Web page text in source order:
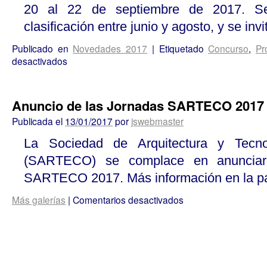
20 al 22 de septiembre de 2017.
clasificación entre junio y agosto, y se
Publicado en Novedades 2017 | Etiquetado Concurso,
desactivados
Anuncio de las Jornadas SARTECO 2017
Publicada el 13/01/2017 por jswebmaster
La Sociedad de Arquitectura y
(SARTECO) se complace en
SARTECO 2017. Más información en la
Más galerías | Comentarios desactivados